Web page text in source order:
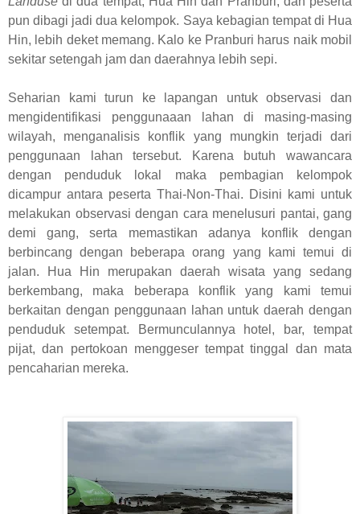
pun dibagi jadi dua kelompok. Saya kebagian tempat di Hua
Hin, lebih deket memang. Kalo ke Pranburi harus naik mobil
sekitar setengah jam dan daerahnya lebih sepi.
Seharian kami turun ke lapangan untuk observasi dan
mengidentifikasi penggunaaan lahan di masing-masing
wilayah, menganalisis konflik yang mungkin terjadi dari
penggunaan lahan tersebut. Karena butuh wawancara
dengan penduduk lokal maka pembagian kelompok
dicampur antara peserta Thai-Non-Thai. Disini kami untuk
melakukan observasi dengan cara menelusuri pantai, gang
demi gang, serta memastikan adanya konflik dengan
berbincang dengan beberapa orang yang kami temui di
jalan. Hua Hin merupakan daerah wisata yang sedang
berkembang, maka beberapa konflik yang kami temui
berkaitan dengan penggunaan lahan untuk daerah dengan
penduduk setempat. Bermunculannya hotel, bar, tempat
pijat, dan pertokoan menggeser tempat tinggal dan mata
pencaharian mereka.